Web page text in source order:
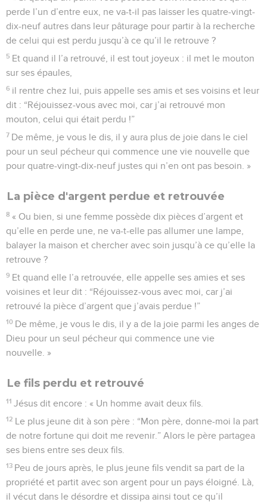
perde l’un d’entre eux, ne va-t-il pas laisser les quatre-vingt-
dix-neuf autres dans leur pâturage pour partir à la recherche
de celui qui est perdu jusqu’à ce qu’il le retrouve ?
5 Et quand il l’a retrouvé, il est tout joyeux : il met le mouton
sur ses épaules,
6 il rentre chez lui, puis appelle ses amis et ses voisins et leur
dit : “Réjouissez-vous avec moi, car j’ai retrouvé mon
mouton, celui qui était perdu !”
7 De même, je vous le dis, il y aura plus de joie dans le ciel
pour un seul pécheur qui commence une vie nouvelle que
pour quatre-vingt-dix-neuf justes qui n’en ont pas besoin. »
La pièce d'argent perdue et retrouvée
8 « Ou bien, si une femme possède dix pièces d’argent et
qu’elle en perde une, ne va-t-elle pas allumer une lampe,
balayer la maison et chercher avec soin jusqu’à ce qu’elle la
retrouve ?
9 Et quand elle l’a retrouvée, elle appelle ses amies et ses
voisines et leur dit : “Réjouissez-vous avec moi, car j’ai
retrouvé la pièce d’argent que j’avais perdue !”
10 De même, je vous le dis, il y a de la joie parmi les anges de
Dieu pour un seul pécheur qui commence une vie
nouvelle. »
Le fils perdu et retrouvé
11 Jésus dit encore : « Un homme avait deux fils.
12 Le plus jeune dit à son père : “Mon père, donne-moi la part
de notre fortune qui doit me revenir.” Alors le père partagea
ses biens entre ses deux fils.
13 Peu de jours après, le plus jeune fils vendit sa part de la
propriété et partit avec son argent pour un pays éloigné. Là,
il vécut dans le désordre et dissipa ainsi tout ce qu’il